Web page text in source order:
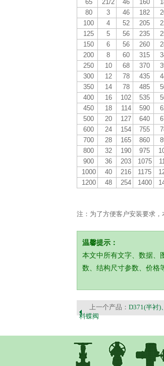
65
21/2 46 160
80
3 46 182
100
4 52 205
125
5 56 235
150
6 56 260
200
8 60 315
250
10 68 370
300
12 78 435
350
14 78 485
400
16 102 535
450
18 114 590
500
20 127 640
600
24 154 755
700
28 165 860
800
32 190 975
900
36 203 1075
1000
40 216 1175
1200
48 254 1400
注：为了方便客户安装要求
温馨提示：
本文中所有文字、数据、
数、结构尺寸参数、价格
上一个产品： D371(半衬)
料蝶阀